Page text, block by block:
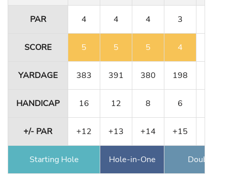
PAR 4 4 4 3
SCORE 5 5 5 4
YARDAGE 383 391 380 198
HANDICAP 16 12 8 6
+/- PAR +12 +13 +14 +15
Starting Hole Hole-in-One Double